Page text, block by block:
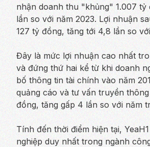
nhận doanh thu "khủng" 1.007 tỷ
lần so với năm 2023. Lợi nhuận
127 tỷ đồng, tăng tới 4,8 lần so
Đây là mức lợi nhuận cao nhất
và đứng thứ hai kể từ khi doanh
bố thông tin tài chính vào năm
quảng cáo và tư vấn truyền
đồng, tăng gấp 4 lần so với năm
Tính đến thời điểm hiện tại,
nghiệp duy nhất trong ngành